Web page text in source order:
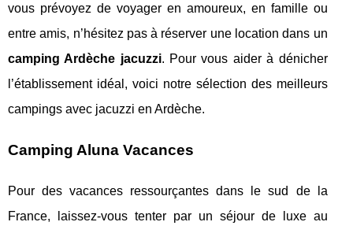
vous prévoyez de voyager en amoureux, en famille ou
entre amis, n’hésitez pas à réserver une location dans un
camping Ardèche jacuzzi. Pour vous aider à dénicher
l’établissement idéal, voici notre sélection des meilleurs
campings avec jacuzzi en Ardèche.
Camping Aluna Vacances
Pour des vacances ressourçantes dans le sud de la
France, laissez-vous tenter par un séjour de luxe au